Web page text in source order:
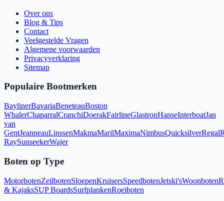
Over ons
Blog & Tips
Contact
Veelgestelde Vragen
Algemene voorwaarden
Privacyverklaring
Sitemap
Populaire Bootmerken
BaylinerBavariaBeneteauBoston
WhalerChaparralCranchiDoerakFairlineGlastronHanseInterboatJan
van
GentJeanneauLinssenMakmaMarilMaximaNimbusQuicksilverRegal
RaySunseekerWajer
Boten op Type
MotorbotenZeilbotenSloepenKruisersSpeedbotenJetski'sWoonboten
& KajaksSUP BoardsSurfplankenRoeiboten